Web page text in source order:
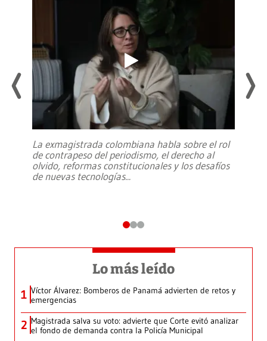
La exmagistrada colombiana habla sobre el rol
de contrapeso del periodismo, el derecho al
olvido, reformas constitucionales y los desafíos
de nuevas tecnologías...
Lo más leído
1 Víctor Álvarez: Bomberos de Panamá advierten de retos y
emergencias
2 Magistrada salva su voto: advierte que Corte evitó analizar
el fondo de demanda contra la Policía Municipal